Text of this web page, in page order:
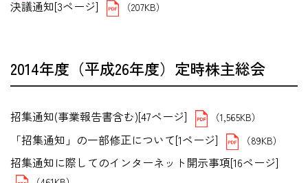
決議通知[3ページ] （207KB）
2014年度（平成26年度）定時株主総会
招集通知(事業報告書含む)[47ページ] （1,565KB）
「招集通知」の一部修正について[1ページ] （89KB）
招集通知に際してのインターネット開示事項[16ページ]